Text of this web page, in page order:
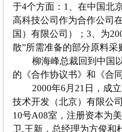
于4个方面：1、在中国北
高科技公司作为合作公司
国）有限公司）；3、为
散”所需准备的部分原料
柳海峰总裁回到中国
的《合作协议书》和《合同
2000年6月21日，成
技术开发（北京）有限公
10号A08室，注册资本为
卫.王新，总经理为方俊和